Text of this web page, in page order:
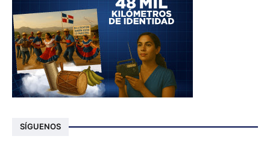
SÍGUENOS